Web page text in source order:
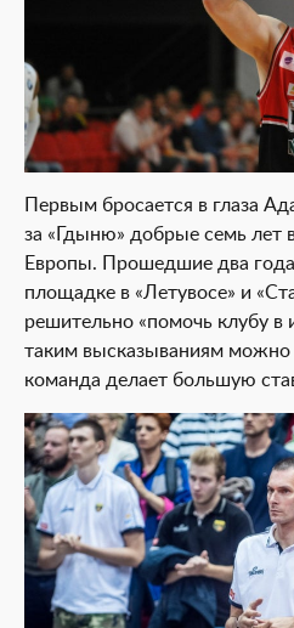
Первым бросается в глаза
за «Гдыню» добрые семь лет
Европы. Прошедшие два
площадке в «Летувосе» и
решительно «помочь клубу в
таким высказываниям можно
команда делает большую